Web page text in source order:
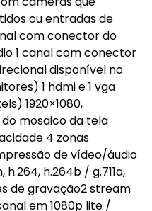
ou entradas de
com conector do
1 canal com conector
disponível no
1 hdmi e 1 vga
1920×1080,
do mosaico da tela
4 zonas
de vídeo/áudio
h.264, h.264b / g.711a,
de gravação2 stream
em 1080p lite /